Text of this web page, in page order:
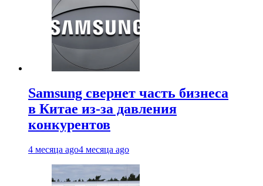
Samsung свернет часть бизнеса
в Китае из-за давления
конкурентов
4 месяца ago4 месяца ago